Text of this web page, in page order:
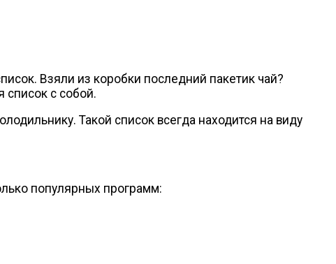
Взяли из коробки последний пакетик чай?
список с собой.
Такой список всегда находится на виду
популярных программ: